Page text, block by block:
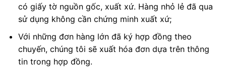
có giấy tờ nguồn gốc, xuất xứ. Hàng nhỏ lẻ đã qua
sử dụng không cần chứng minh xuất xứ;
Với những đơn hàng lớn đã ký hợp đồng theo
chuyến, chúng tôi sẽ xuất hóa đơn dựa trên thông
tin trong hợp đồng.